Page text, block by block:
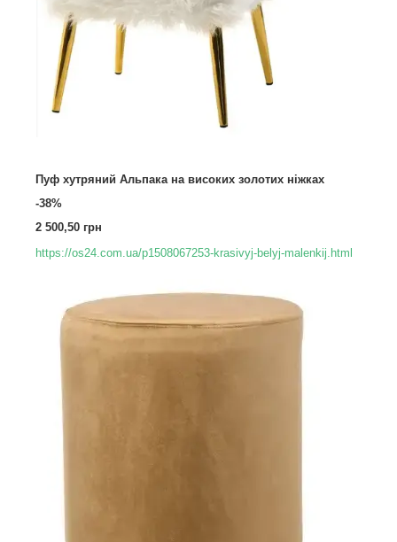
Пуф хутряний Альпака на високих золотих ніжках
-38%
2 500,50 грн
https://os24.com.ua/p1508067253-krasivyj-belyj-malenkij.html